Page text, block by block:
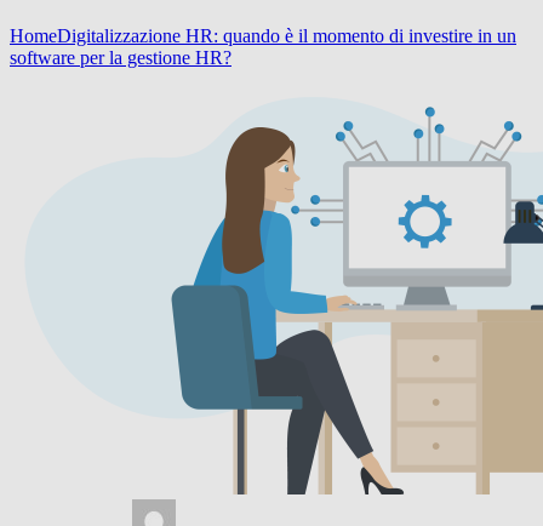
HomeDigitalizzazione HR: quando è il momento di investire in un
software per la gestione HR?